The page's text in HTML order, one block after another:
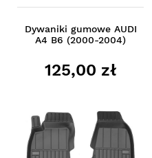
Dywaniki gumowe AUDI
A4 B6 (2000-2004)
125,00 zł